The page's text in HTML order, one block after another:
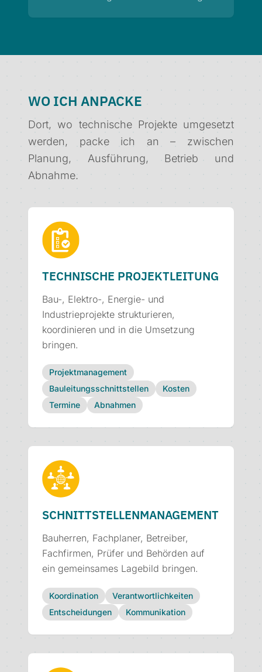
WO ICH ANPACKE
Dort, wo technische Projekte umgesetzt
werden, packe ich an – zwischen
Planung, Ausführung, Betrieb und
Abnahme.
TECHNISCHE PROJEKTLEITUNG
Bau-, Elektro-, Energie- und
Industrieprojekte strukturieren,
koordinieren und in die Umsetzung
bringen.
Projektmanagement
Bauleitungsschnittstellen
Kosten
Termine
Abnahmen
SCHNITTSTELLEN­MANAGEMENT
Bauherren, Fachplaner, Betreiber,
Fachfirmen, Prüfer und Behörden auf
ein gemeinsames Lagebild bringen.
Koordination
Verantwortlichkeiten
Entscheidungen
Kommunikation